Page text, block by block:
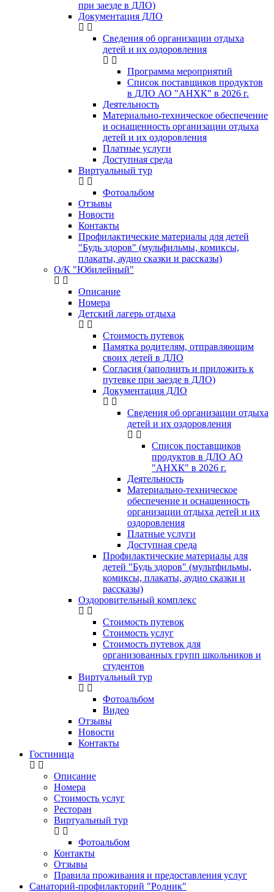
при заезде в ДЛО)
Документация ДЛО
Сведения об организации отдыха
детей и их оздоровления
Программа мероприятий
Список поставщиков продуктов
в ДЛО АО "АНХК" в 2026 г.
Деятельность
Материально-техническое обеспечение
и оснащенность организации отдыха
детей и их оздоровления
Платные услуги
Доступная среда
Виртуальный тур
Фотоальбом
Отзывы
Новости
Контакты
Профилактические материалы для детей
"Будь здоров" (мульфильмы, комиксы,
плакаты, аудио сказки и рассказы)
О/К "Юбилейный"
Описание
Номера
Детский лагерь отдыха
Стоимость путевок
Памятка родителям, отправляющим
своих детей в ДЛО
Согласия (заполнить и приложить к
путевке при заезде в ДЛО)
Документация ДЛО
Сведения об организации отдыха
детей и их оздоровления
Список поставщиков
продуктов в ДЛО АО
"АНХК" в 2026 г.
Деятельность
Материально-техническое
обеспечение и оснащенность
организации отдыха детей и их
оздоровления
Платные услуги
Доступная среда
Профилактические материалы для
детей "Будь здоров" (мультфильмы,
комиксы, плакаты, аудио сказки и
рассказы)
Оздоровительный комплекс
Стоимость путевок
Стоимость услуг
Стоимость путевок для
организованных групп школьников и
студентов
Виртуальный тур
Фотоальбом
Видео
Отзывы
Новости
Контакты
Гостиница
Описание
Номера
Стоимость услуг
Ресторан
Виртуальный тур
Фотоальбом
Контакты
Отзывы
Правила проживания и предоставления услуг
Санаторий-профилакторий "Родник"